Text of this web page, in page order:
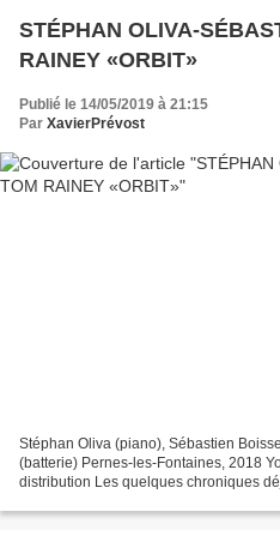
STÉPHAN OLIVA-
RAINEY «ORBIT»
Publié le 14/05/2019 à 21:15
Par XavierPrévost
Stéphan Oliva (piano), Sébastien
(batterie) Pernes-les-Fontaines, 2018
distribution Les quelques chroniques